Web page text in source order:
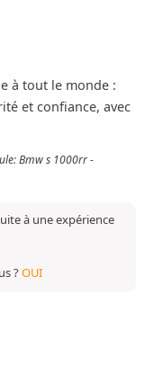
à tout le monde :
et confiance, avec
Bmw s 1000rr -
à une expérience
?OUI